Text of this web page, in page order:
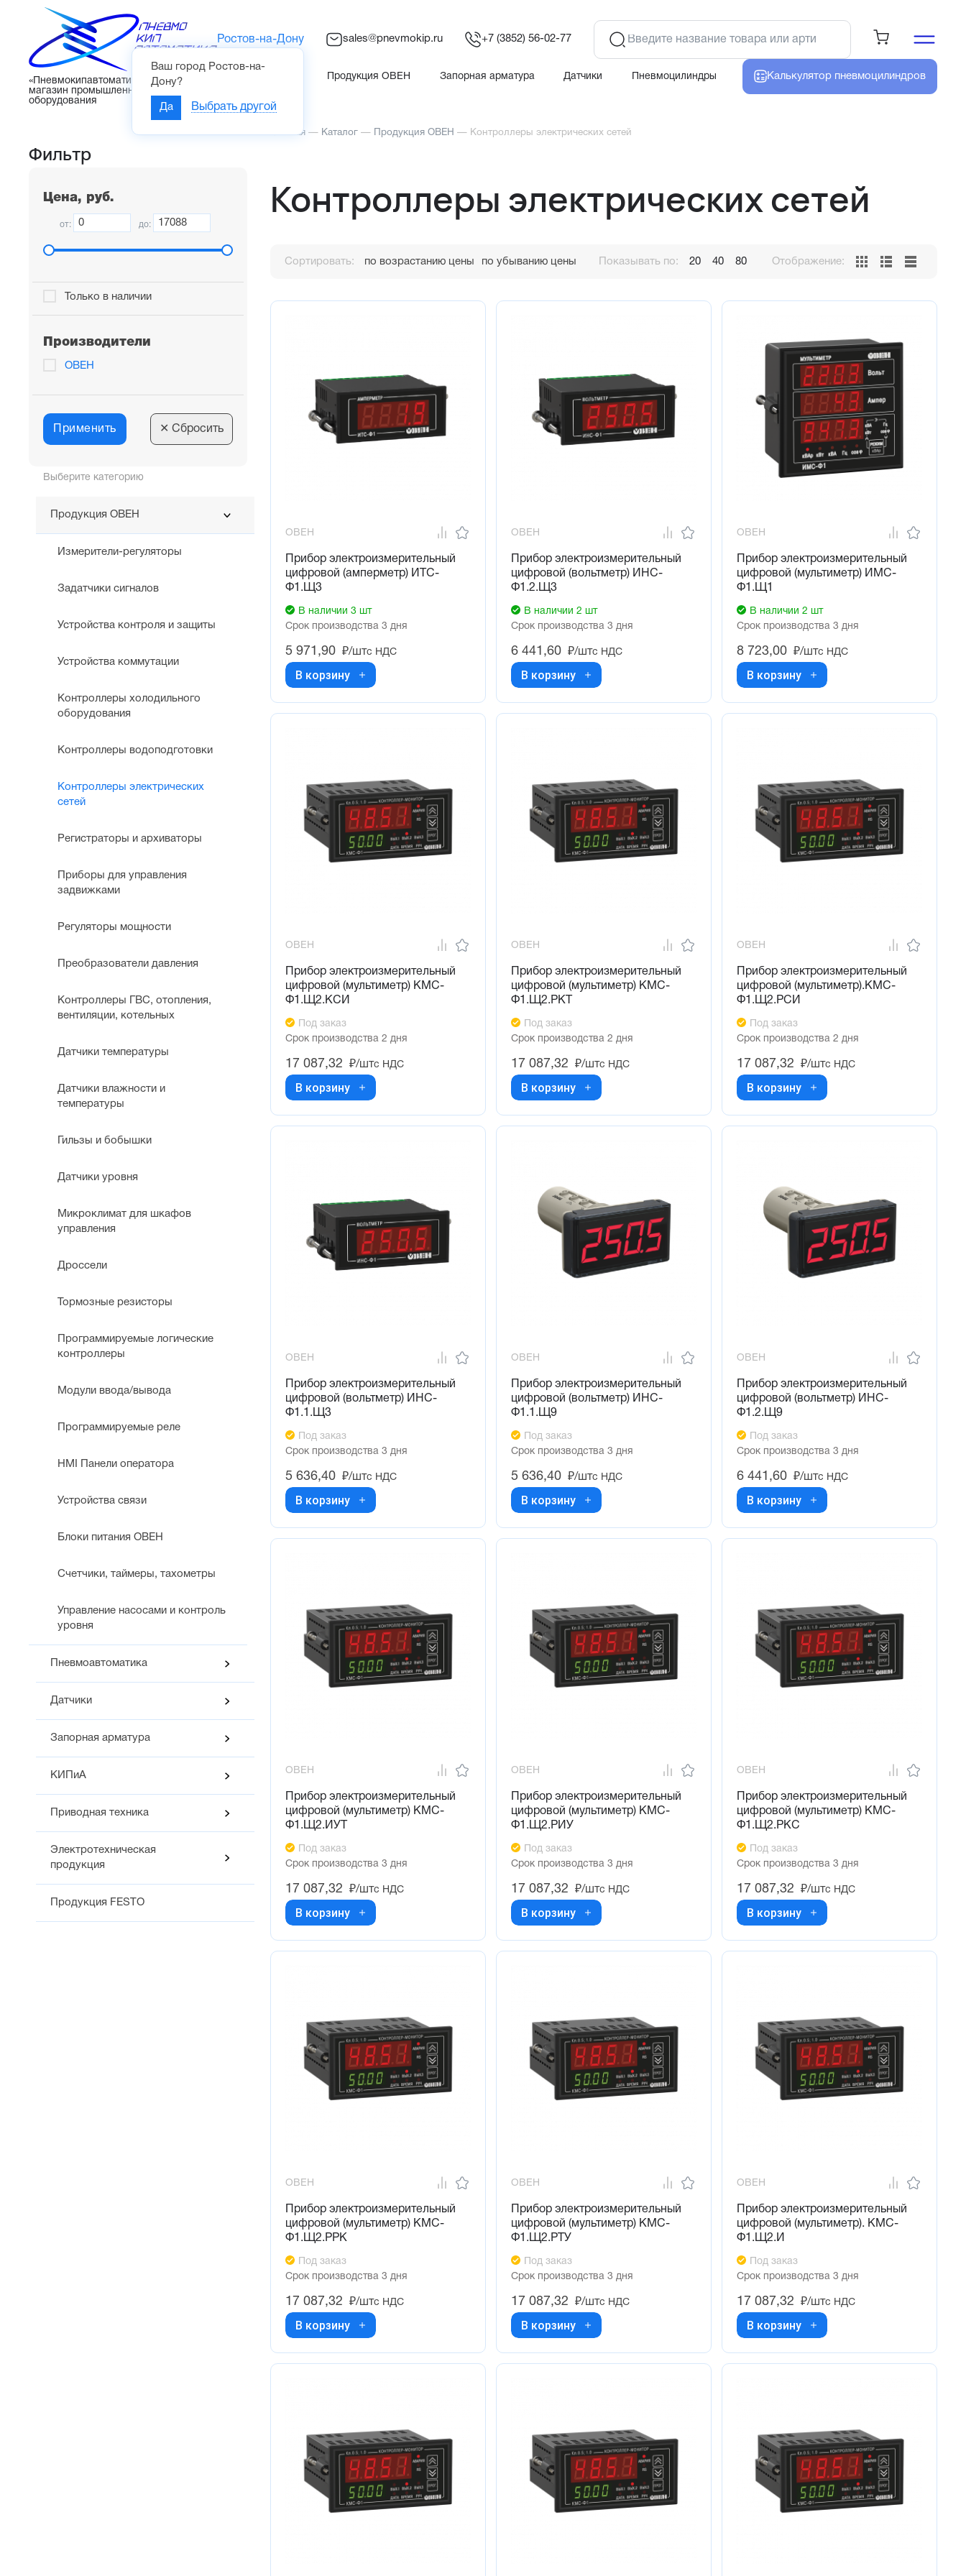
«Пневмокипавтоматика» – интернет-
магазин промышленного
оборудования
Ростов-на-Дону
Ваш город Ростов-на-
Дону?
Да Выбрать другой
sales@pnevmokip.ru +7 (3852) 56-02-77
Продукция ОВЕН Запорная арматура Датчики Пневмоцилиндры Калькулятор пневмоцилиндров
Выберите категорию
Продукция ОВЕН
Измерители-регуляторы
Задатчики сигналов
Устройства контроля и защиты
Устройства коммутации
Контроллеры холодильного
оборудования
Контроллеры водоподготовки
Контроллеры электрических
сетей
Регистраторы и архиваторы
Приборы для управления
задвижками
Регуляторы мощности
Преобразователи давления
Контроллеры ГВС, отопления,
вентиляции, котельных
Датчики температуры
Датчики влажности и
температуры
Гильзы и бобышки
Датчики уровня
Микроклимат для шкафов
управления
Дроссели
Тормозные резисторы
Программируемые логические
контроллеры
Модули ввода/вывода
Программируемые реле
HMI Панели оператора
Устройства связи
Блоки питания ОВЕН
Счетчики, таймеры, тахометры
Управление насосами и контроль
уровня
Пневмоавтоматика
Датчики
Запорная арматура
КИПиА
Приводная техника
Электротехническая
продукция
Продукция FESTO
Фильтр
Цена, руб.
от: до:
Только в наличии
Производители
ОВЕН
Применить ✕ Сбросить
Главная — Каталог — Продукция ОВЕН — Контроллеры электрических сетей
Контроллеры электрических сетей
Сортировать: по возрастанию цены по убыванию цены Показывать по: 20 40 80 Отображение:
ОВЕН
Прибор электроизмерительный
цифровой (амперметр) ИТС-
Ф1.Щ3
В наличии 3 шт
Срок производства 3 дня
5 971,90 ₽/штс НДС
В корзину
ОВЕН
Прибор электроизмерительный
цифровой (вольтметр) ИНС-
Ф1.2.Щ3
В наличии 2 шт
Срок производства 3 дня
6 441,60 ₽/штс НДС
В корзину
ОВЕН
Прибор электроизмерительный
цифровой (мультиметр) ИМС-
Ф1.Щ1
В наличии 2 шт
Срок производства 3 дня
8 723,00 ₽/штс НДС
В корзину
ОВЕН
Прибор электроизмерительный
цифровой (мультиметр) КМС-
Ф1.Щ2.КСИ
Под заказ
Срок производства 2 дня
17 087,32 ₽/штс НДС
В корзину
ОВЕН
Прибор электроизмерительный
цифровой (мультиметр) КМС-
Ф1.Щ2.РКТ
Под заказ
Срок производства 2 дня
17 087,32 ₽/штс НДС
В корзину
ОВЕН
Прибор электроизмерительный
цифровой (мультиметр).КМС-
Ф1.Щ2.РСИ
Под заказ
Срок производства 2 дня
17 087,32 ₽/штс НДС
В корзину
ОВЕН
Прибор электроизмерительный
цифровой (вольтметр) ИНС-
Ф1.1.Щ3
Под заказ
Срок производства 3 дня
5 636,40 ₽/штс НДС
В корзину
ОВЕН
Прибор электроизмерительный
цифровой (вольтметр) ИНС-
Ф1.1.Щ9
Под заказ
Срок производства 3 дня
5 636,40 ₽/штс НДС
В корзину
ОВЕН
Прибор электроизмерительный
цифровой (вольтметр) ИНС-
Ф1.2.Щ9
Под заказ
Срок производства 3 дня
6 441,60 ₽/штс НДС
В корзину
ОВЕН
Прибор электроизмерительный
цифровой (мультиметр) КМС-
Ф1.Щ2.ИУТ
Под заказ
Срок производства 3 дня
17 087,32 ₽/штс НДС
В корзину
ОВЕН
Прибор электроизмерительный
цифровой (мультиметр) КМС-
Ф1.Щ2.РИУ
Под заказ
Срок производства 3 дня
17 087,32 ₽/штс НДС
В корзину
ОВЕН
Прибор электроизмерительный
цифровой (мультиметр) КМС-
Ф1.Щ2.РКС
Под заказ
Срок производства 3 дня
17 087,32 ₽/штс НДС
В корзину
ОВЕН
Прибор электроизмерительный
цифровой (мультиметр) КМС-
Ф1.Щ2.РРК
Под заказ
Срок производства 3 дня
17 087,32 ₽/штс НДС
В корзину
ОВЕН
Прибор электроизмерительный
цифровой (мультиметр) КМС-
Ф1.Щ2.РТУ
Под заказ
Срок производства 3 дня
17 087,32 ₽/штс НДС
В корзину
ОВЕН
Прибор электроизмерительный
цифровой (мультиметр). КМС-
Ф1.Щ2.И
Под заказ
Срок производства 3 дня
17 087,32 ₽/штс НДС
В корзину